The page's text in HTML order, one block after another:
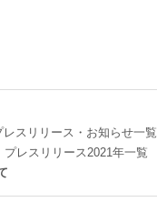
レスリリース・お知らせ一覧
プレスリリース2021年一覧